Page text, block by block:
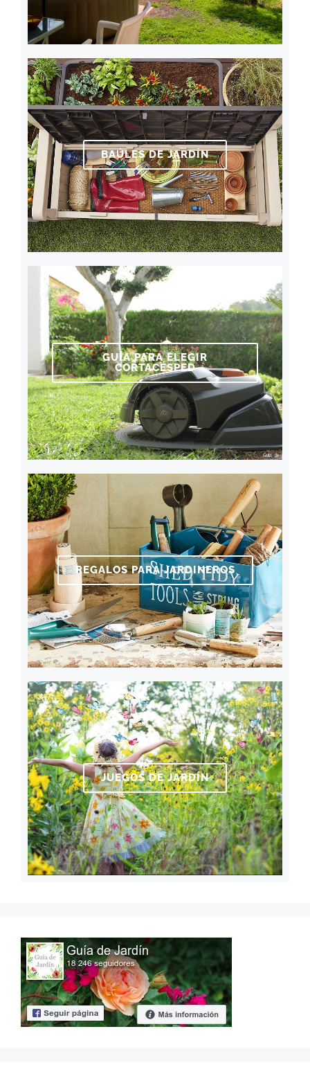
BAÚLES DE JARDÍN
GUÍA PARA ELEGIR
CORTACÉSPED
REGALOS PARA JARDINEROS
JUEGOS DE JARDÍN